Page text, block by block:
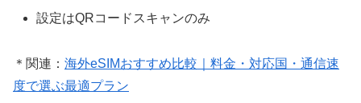
設定はQRコードスキャンのみ
＊関連： 海外eSIMおすすめ比較｜料金・対応国・通信速
度で選ぶ最適プラン